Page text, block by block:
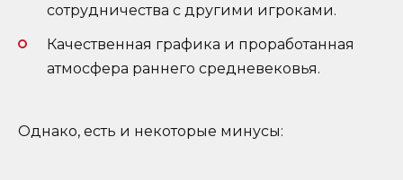
сотрудничества с другими игроками.
Качественная графика и проработанная
атмосфера раннего средневековья.
Однако, есть и некоторые минусы: